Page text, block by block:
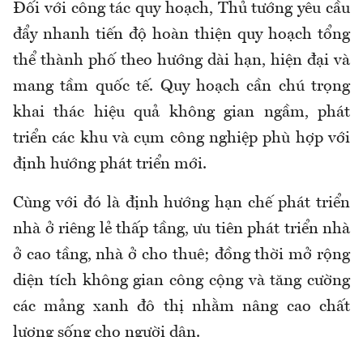
Đối với công tác quy hoạch, Thủ tướng yêu cầu
đẩy nhanh tiến độ hoàn thiện quy hoạch tổng
thể thành phố theo hướng dài hạn, hiện đại và
mang tầm quốc tế. Quy hoạch cần chú trọng
khai thác hiệu quả không gian ngầm, phát
triển các khu và cụm công nghiệp phù hợp với
định hướng phát triển mới.
Cùng với đó là định hướng hạn chế phát triển
nhà ở riêng lẻ thấp tầng, ưu tiên phát triển nhà
ở cao tầng, nhà ở cho thuê; đồng thời mở rộng
diện tích không gian công cộng và tăng cường
các mảng xanh đô thị nhằm nâng cao chất
lượng sống cho người dân.